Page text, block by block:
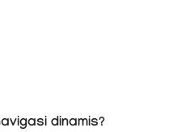
dinamis?